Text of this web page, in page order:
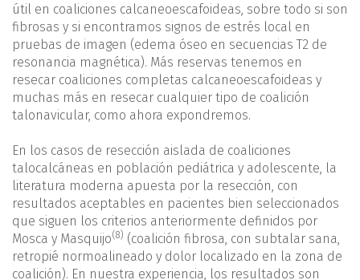
útil en coaliciones calcaneoescafoideas, sobre todo si son
fibrosas y si encontramos signos de estrés local en
pruebas de imagen (edema óseo en secuencias T2 de
resonancia magnética). Más reservas tenemos en
resecar coaliciones completas calcaneoescafoideas y
muchas más en resecar cualquier tipo de coalición
talonavicular, como ahora expondremos.
En los casos de resección aislada de coaliciones
talocalcáneas en población pediátrica y adolescente, la
literatura moderna apuesta por la resección, con
resultados aceptables en pacientes bien seleccionados
que siguen los criterios anteriormente definidos por
Mosca y Masquijo(8) (coalición fibrosa, con subtalar sana,
retropié normoalineado y dolor localizado en la zona de
coalición). En nuestra experiencia, los resultados son